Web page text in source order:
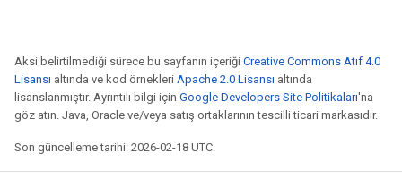
Aksi belirtilmediği sürece bu sayfanın içeriği Creative Commons Atıf 4.0
Lisansı altında ve kod örnekleri Apache 2.0 Lisansı altında
lisanslanmıştır. Ayrıntılı bilgi için Google Developers Site Politikaları'na
göz atın. Java, Oracle ve/veya satış ortaklarının tescilli ticari markasıdır.
Son güncelleme tarihi: 2026-02-18 UTC.